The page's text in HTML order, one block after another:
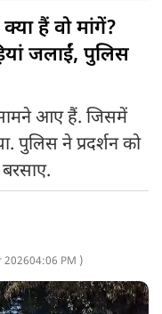
हैं वो मांगें?
जलाईं, पुलिस
आए हैं. जिसमें
पुलिस ने प्रदर्शन को
202604:06 PM )